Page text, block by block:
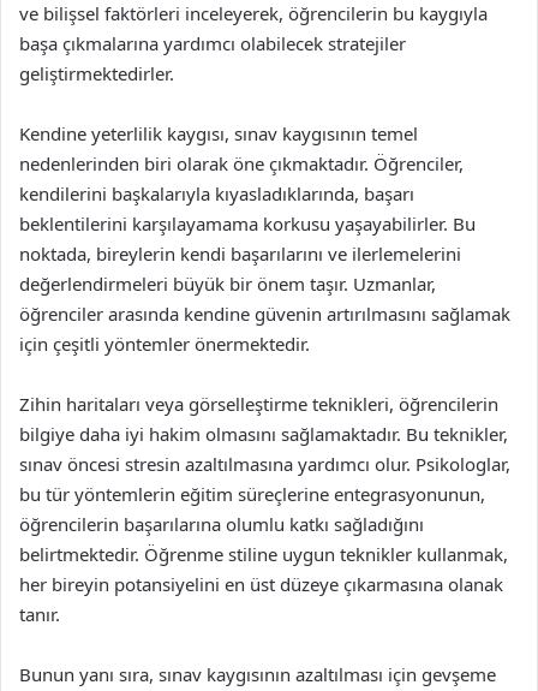
ve bilişsel faktörleri inceleyerek, öğrencilerin bu kaygıyla
başa çıkmalarına yardımcı olabilecek stratejiler
geliştirmektedirler.
Kendine yeterlilik kaygısı, sınav kaygısının temel
nedenlerinden biri olarak öne çıkmaktadır. Öğrenciler,
kendilerini başkalarıyla kıyasladıklarında, başarı
beklentilerini karşılayamama korkusu yaşayabilirler. Bu
noktada, bireylerin kendi başarılarını ve ilerlemelerini
değerlendirmeleri büyük bir önem taşır. Uzmanlar,
öğrenciler arasında kendine güvenin artırılmasını sağlamak
için çeşitli yöntemler önermektedir.
Zihin haritaları veya görselleştirme teknikleri, öğrencilerin
bilgiye daha iyi hakim olmasını sağlamaktadır. Bu teknikler,
sınav öncesi stresin azaltılmasına yardımcı olur. Psikologlar,
bu tür yöntemlerin eğitim süreçlerine entegrasyonunun,
öğrencilerin başarılarına olumlu katkı sağladığını
belirtmektedir. Öğrenme stiline uygun teknikler kullanmak,
her bireyin potansiyelini en üst düzeye çıkarmasına olanak
tanır.
Bunun yanı sıra, sınav kaygısının azaltılması için gevşeme